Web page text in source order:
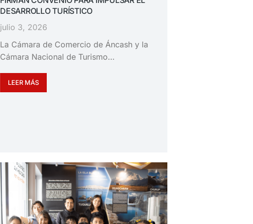
DESARROLLO TURÍSTICO
julio 3, 2026
La Cámara de Comercio de Áncash y la
Cámara Nacional de Turismo…
LEER MÁS